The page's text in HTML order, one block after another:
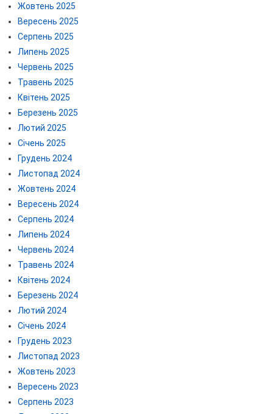
Жовтень 2025
Вересень 2025
Серпень 2025
Липень 2025
Червень 2025
Травень 2025
Квітень 2025
Березень 2025
Лютий 2025
Січень 2025
Грудень 2024
Листопад 2024
Жовтень 2024
Вересень 2024
Серпень 2024
Липень 2024
Червень 2024
Травень 2024
Квітень 2024
Березень 2024
Лютий 2024
Січень 2024
Грудень 2023
Листопад 2023
Жовтень 2023
Вересень 2023
Серпень 2023